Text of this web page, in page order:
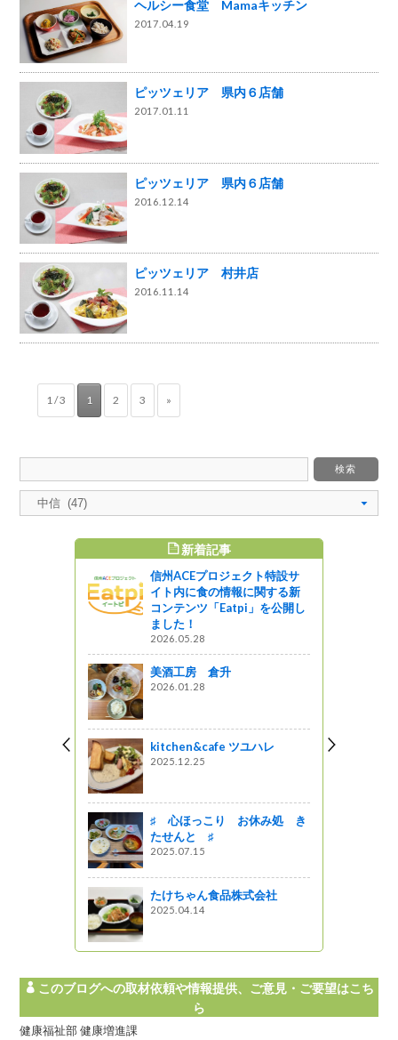
ヘルシー食堂 Mamaキッチン
2017.04.19
ピッツェリア 県内６店舗
2017.01.11
ピッツェリア 県内６店舗
2016.12.14
ピッツェリア 村井店
2016.11.14
1 / 3 1 2 3 »
新着記事
信州ACEプロジェクト特設サ
イト内に食の情報に関する新
コンテンツ「Eatpi」を公開し
ました！
2026.05.28
美酒工房 倉升
2026.01.28
kitchen&cafe ツユハレ
2025.12.25
♯ 心ほっこり お休み処 き
たせんと ♯
2025.07.15
たけちゃん食品株式会社
2025.04.14
このブログへの取材依頼や情報提供、ご意見・ご要望はこち
ら
健康福祉部 健康増進課